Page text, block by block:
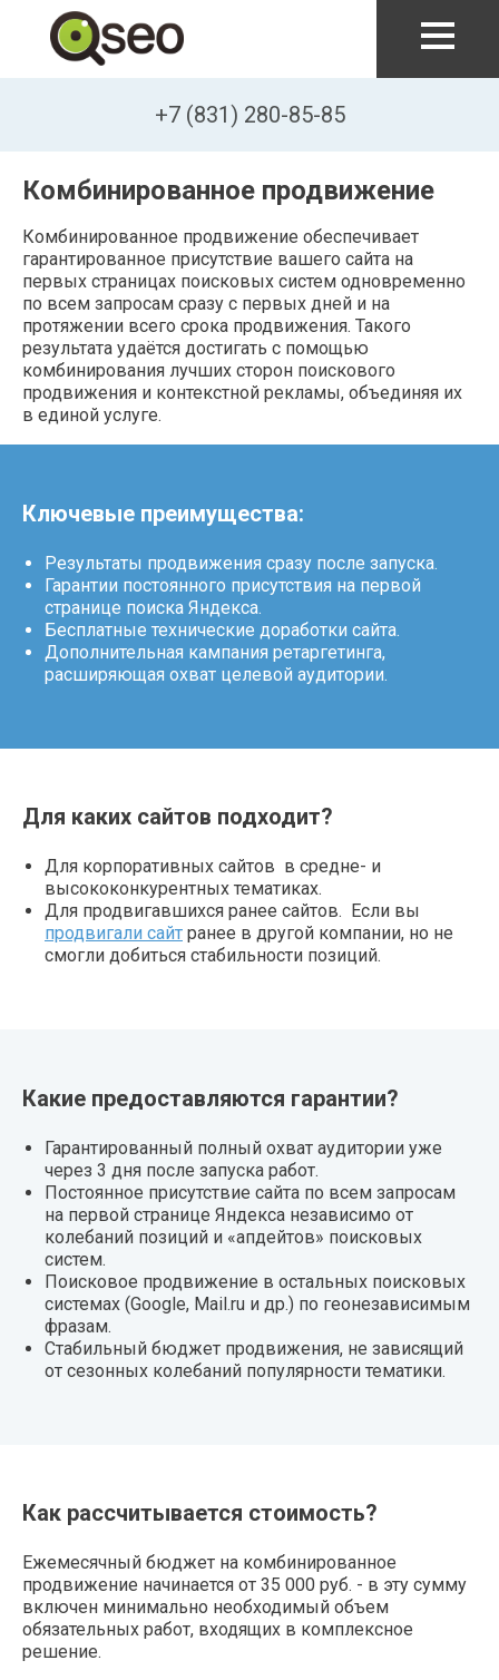
Перейти к основному содержанию
+7 (831) 280-85-85
Комбинированное продвижение
Комбинированное продвижение обеспечивает
гарантированное присутствие вашего сайта на
первых страницах поисковых систем одновременно
по всем запросам сразу с первых дней и на
протяжении всего срока продвижения. Такого
результата удаётся достигать с помощью
комбинирования лучших сторон поискового
продвижения и контекстной рекламы, объединяя их
в единой услуге.
Ключевые преимущества:
Результаты продвижения сразу после запуска.
Гарантии постоянного присутствия на первой
странице поиска Яндекса.
Бесплатные технические доработки сайта.
Дополнительная кампания ретаргетинга,
расширяющая охват целевой аудитории.
Для каких сайтов подходит?
Для корпоративных сайтов в средне- и
высококонкурентных тематиках.
Для продвигавшихся ранее сайтов. Если вы
продвигали сайт ранее в другой компании, но не
смогли добиться стабильности позиций.
Какие предоставляются гарантии?
Гарантированный полный охват аудитории уже
через 3 дня после запуска работ.
Постоянное присутствие сайта по всем запросам
на первой странице Яндекса независимо от
колебаний позиций и «апдейтов» поисковых
систем.
Поисковое продвижение в остальных поисковых
системах (Google, Mail.ru и др.) по геонезависимым
фразам.
Стабильный бюджет продвижения, не зависящий
от сезонных колебаний популярности тематики.
Как рассчитывается стоимость?
Ежемесячный бюджет на комбинированное
продвижение начинается от 35 000 руб. - в эту сумму
включен минимально необходимый объем
обязательных работ, входящих в комплексное
решение.